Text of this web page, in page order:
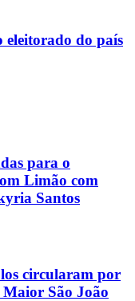
eleitorado do país
para o
Limão com
Santos
circularam por
São João